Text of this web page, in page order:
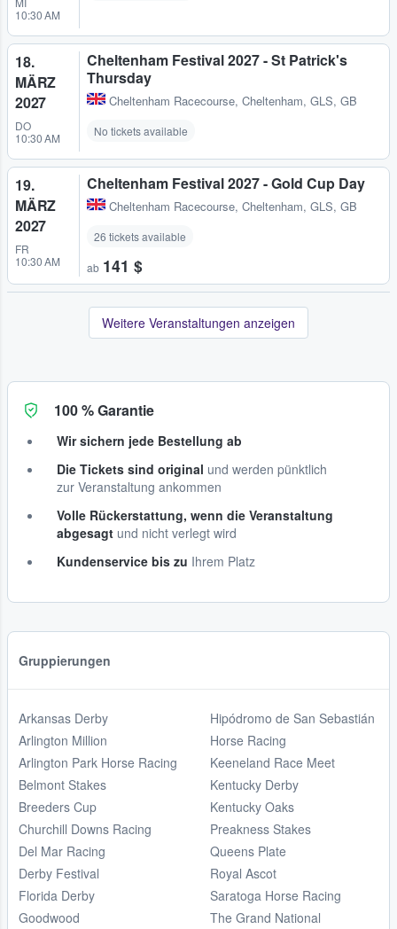
10:30 AM
18.
MÄRZ
2027
DO
10:30 AM
Cheltenham Festival 2027 - St Patrick's
Thursday
Cheltenham Racecourse, Cheltenham, GLS, GB
No tickets available
19.
MÄRZ
2027
FR
10:30 AM
Cheltenham Festival 2027 - Gold Cup Day
Cheltenham Racecourse, Cheltenham, GLS, GB
26 tickets available
ab 141 $
Weitere Veranstaltungen anzeigen
100 % Garantie
Wir sichern jede Bestellung ab
Die Tickets sind original und werden pünktlich
zur Veranstaltung ankommen
Volle Rückerstattung, wenn die Veranstaltung
abgesagt und nicht verlegt wird
Kundenservice bis zu Ihrem Platz
Gruppierungen
Arkansas Derby
Arlington Million
Arlington Park Horse Racing
Belmont Stakes
Breeders Cup
Churchill Downs Racing
Del Mar Racing
Derby Festival
Florida Derby
Goodwood
Hipódromo de San Sebastián
Horse Racing
Keeneland Race Meet
Kentucky Derby
Kentucky Oaks
Preakness Stakes
Queens Plate
Royal Ascot
Saratoga Horse Racing
The Grand National